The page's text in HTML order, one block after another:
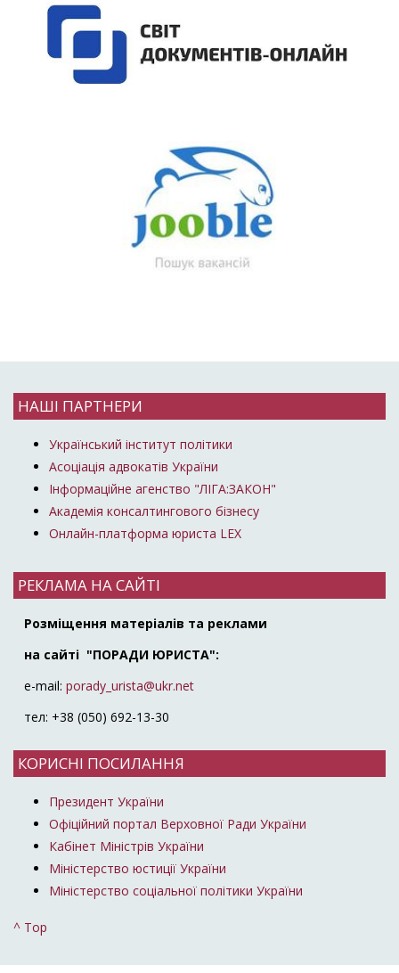
НАШІ ПАРТНЕРИ
Український інститут політики
Асоціація адвокатів України
Інформаційне агенство "ЛІГА:ЗАКОН"
Академія консалтингового бізнесу
Онлайн-платформа юриста LEX
РЕКЛАМА НА САЙТІ
Розміщення матеріалів та реклами
на сайті "ПОРАДИ ЮРИСТА":
e-mail: porady_urista@ukr.net
тел: +38 (050) 692-13-30
КОРИСНІ ПОСИЛАННЯ
Президент України
Офіційний портал Верховної Ради України
Кабінет Міністрів України
Міністерство юстиції України
Міністерство соціальної політики України
^ Top